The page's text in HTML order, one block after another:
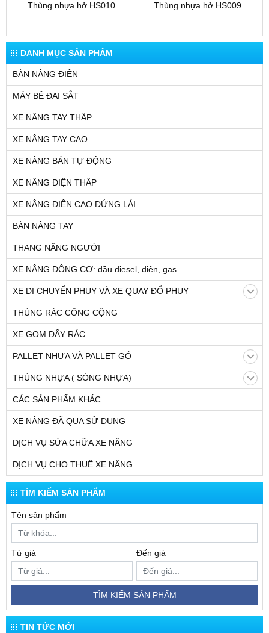
DANH MỤC SẢN PHẨM
BÀN NÂNG ĐIỆN
MÁY BẺ ĐAI SẮT
XE NÂNG TAY THẤP
XE NÂNG TAY CAO
XE NÂNG BÁN TỰ ĐỘNG
XE NÂNG ĐIỆN THẤP
XE NÂNG ĐIỆN CAO ĐỨNG LÁI
BÀN NÂNG TAY
THANG NÂNG NGƯỜI
XE NÂNG ĐỘNG CƠ: dầu diesel, điện, gas
XE DI CHUYỂN PHUY VÀ XE QUAY ĐỔ PHUY
THÙNG RÁC CÔNG CỘNG
XE GOM ĐẨY RÁC
PALLET NHỰA VÀ PALLET GỖ
THÙNG NHỰA ( SÓNG NHỰA)
CÁC SẢN PHẨM KHÁC
XE NÂNG ĐÃ QUA SỬ DỤNG
DỊCH VỤ SỬA CHỮA XE NÂNG
DỊCH VỤ CHO THUÊ XE NÂNG
TÌM KIẾM SẢN PHẨM
Tên sản phẩm
Từ giá Đến giá
TÌM KIẾM SẢN PHẨM
TIN TỨC MỚI
Thùng nhựa hở HS010 Thùng nhựa hở HS009